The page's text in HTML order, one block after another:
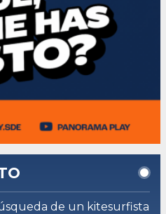
de un kitesurfista